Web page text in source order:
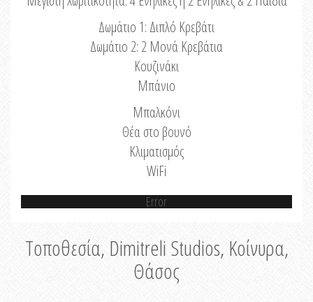
Δωμάτιο 1: Διπλό Κρεβάτι
Δωμάτιο 2: 2 Μονά Κρεβάτια
Κουζινάκι
Μπάνιο
Μπαλκόνι
Θέα στο βουνό
Κλιματισμός
WiFi
Error
Τοποθεσία, Dimitreli Studios, Κοίνυρα,
Θάσος